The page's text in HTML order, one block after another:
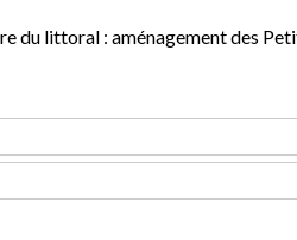
du littoral : aménagement des